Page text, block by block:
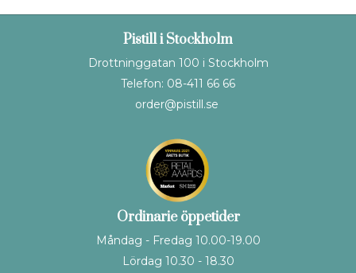
Pistill i Stockholm
Drottninggatan 100 i Stockholm
Telefon: 08-411 66 66
order@pistill.se
Ordinarie öppetider
Måndag - Fredag 10.00-19.00
Lördag 10.30 - 18.30